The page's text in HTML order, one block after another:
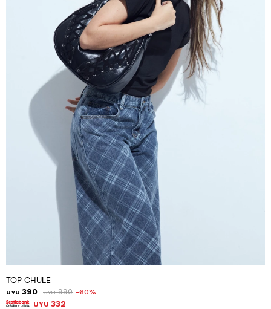
TOP CHULE
UYU 390 UYU 990 60
UYU 332